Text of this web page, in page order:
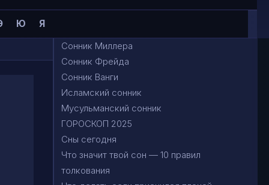
Ю Я
Сонник Миллера
Сонник Фрейда
Сонник Ванги
Исламский сонник
Мусульманский сонник
ГОРОСКОП 2025
Сны сегодня
Что значит твой сон — 10 правил
толкования